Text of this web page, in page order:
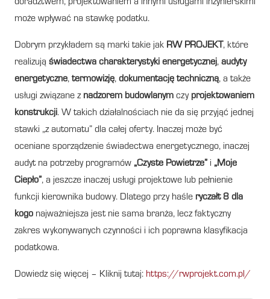
doradztwem, projektowaniem a innymi usługami inżynierskimi
może wpływać na stawkę podatku.
Dobrym przykładem są marki takie jak RW PROJEKT, które
realizują świadectwa charakterystyki energetycznej, audyty
energetyczne, termowizję, dokumentację techniczną, a także
usługi związane z nadzorem budowlanym czy projektowaniem
konstrukcji. W takich działalnościach nie da się przyjąć jednej
stawki „z automatu” dla całej oferty. Inaczej może być
oceniane sporządzenie świadectwa energetycznego, inaczej
audyt na potrzeby programów „Czyste Powietrze” i „Moje
Ciepło”, a jeszcze inaczej usługi projektowe lub pełnienie
funkcji kierownika budowy. Dlatego przy haśle ryczałt 8 dla
kogo najważniejsza jest nie sama branża, lecz faktyczny
zakres wykonywanych czynności i ich poprawna klasyfikacja
podatkowa.
Dowiedz się więcej – Kliknij tutaj: https://rwprojekt.com.pl/